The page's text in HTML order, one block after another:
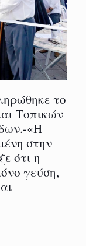
το
Τοπικών
«Η
στην
ότι η
γεύση,